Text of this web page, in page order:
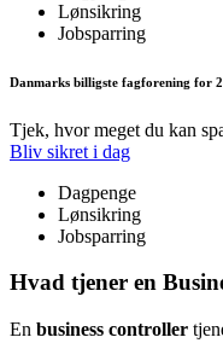
Lønsikring
Jobsparring
Danmarks billigste fagforening for
Tjek, hvor meget du kan
Bliv sikret i dag
Dagpenge
Lønsikring
Jobsparring
Hvad tjener en
En business controller